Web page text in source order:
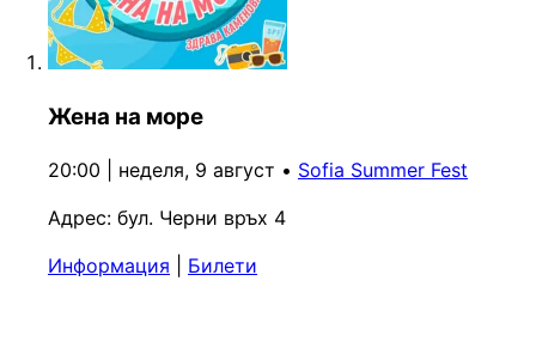
Жена на море
20:00 | неделя, 9 август • Sofia Summer Fest
Адрес: бул. Черни връх 4
Информация
Билети